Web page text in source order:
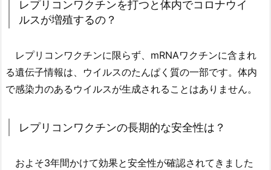
レプリコンワクチンを打つと体内でコロナウイ
ルスが増殖するの？
レプリコンワクチンに限らず、mRNAワクチンに含まれ
る遺伝子情報は、ウイルスのたんぱく質の一部です。体内
で感染力のあるウイルスが生成されることはありません。
レプリコンワクチンの長期的な安全性は？
およそ3年間かけて効果と安全性が確認されてきました